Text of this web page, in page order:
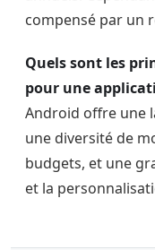
compensé par un
Quels sont les
pour une
Android offre une
une diversité de
budgets, et une
et la